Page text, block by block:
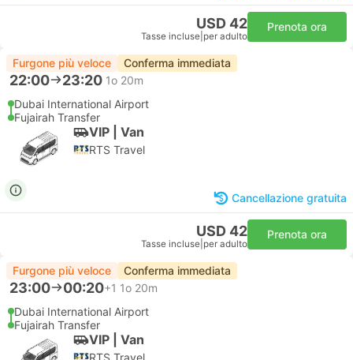
USD 42
Tasse incluse per adulto
Prenota ora
Furgone più veloce Conferma immediata
22:00 23:20 1o 20m
Dubai International Airport
Fujairah Transfer
VIP | Van
RTS Travel
Cancellazione gratuita
USD 42
Tasse incluse per adulto
Prenota ora
Furgone più veloce Conferma immediata
23:00 00:20+1 1o 20m
Dubai International Airport
Fujairah Transfer
VIP | Van
RTS Travel